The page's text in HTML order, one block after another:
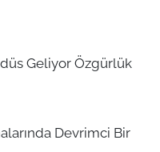
Geliyor Özgürlük
Devrimci Bir